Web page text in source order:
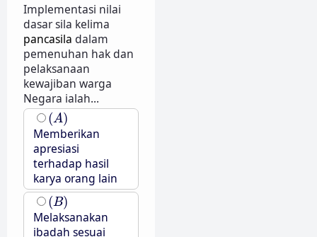
Implementasi nilai
dasar sila kelima
pancasila dalam
pemenuhan hak dan
pelaksanaan
kewajiban warga
Negara ialah...
(A)
(A)
Memberikan
apresiasi
terhadap hasil
karya orang lain
(B)
(B)
Melaksanakan
ibadah sesuai